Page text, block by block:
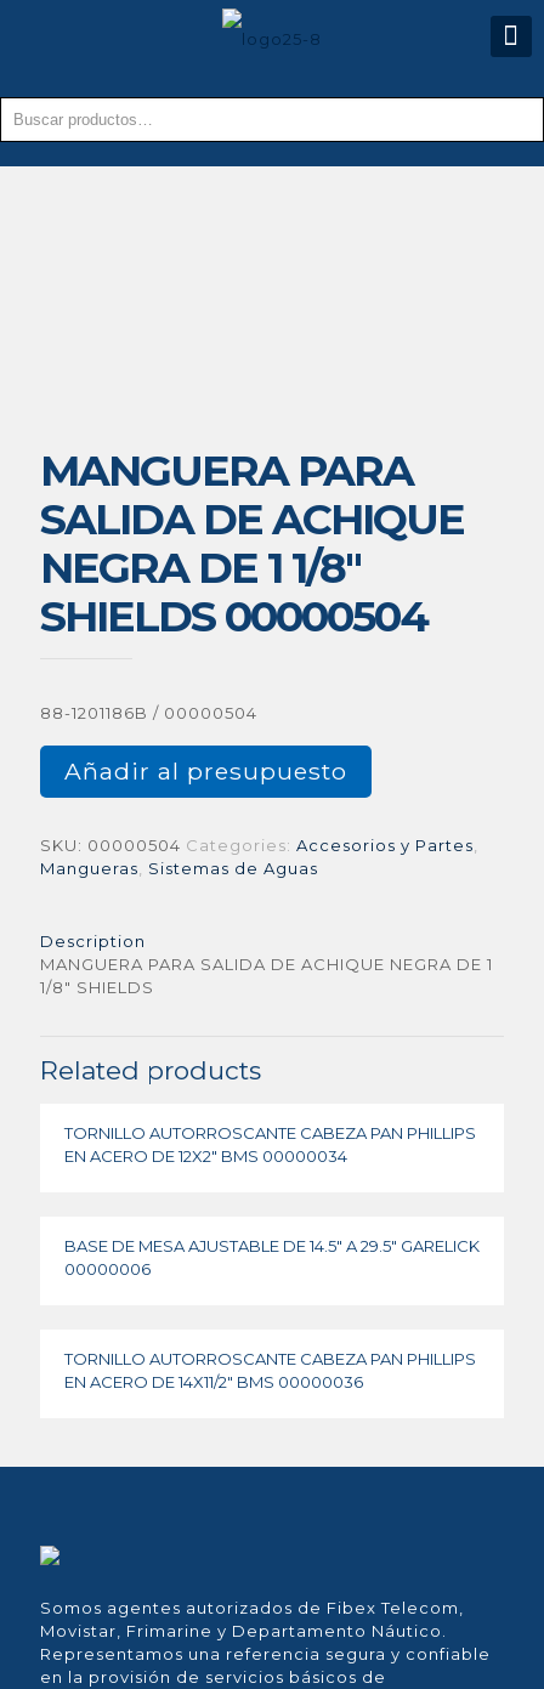
MANGUERA PARA
SALIDA DE ACHIQUE
NEGRA DE 1 1/8″
SHIELDS 00000504
88-1201186B / 00000504
Añadir al presupuesto
SKU: 00000504 Categories: Accesorios y Partes
Mangueras
Sistemas de Aguas
Description
MANGUERA PARA SALIDA DE ACHIQUE NEGRA DE 1
1/8″ SHIELDS
Related products
TORNILLO AUTORROSCANTE CABEZA PAN PHILLIPS
EN ACERO DE 12X2″ BMS 00000034
BASE DE MESA AJUSTABLE DE 14.5″ A 29.5″ GARELICK
00000006
TORNILLO AUTORROSCANTE CABEZA PAN PHILLIPS
EN ACERO DE 14X11/2″ BMS 00000036
Somos agentes autorizados de Fibex Telecom,
Movistar, Frimarine y Departamento Náutico.
Representamos una referencia segura y confiable
en la provisión de servicios básicos de